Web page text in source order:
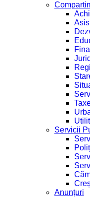
Servicii
Anunțuri